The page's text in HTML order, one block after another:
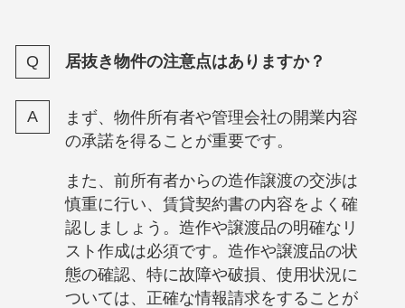
居抜き物件の注意点はありますか？
まず、物件所有者や管理会社の開業内容
の承諾を得ることが重要です。
また、前所有者からの造作譲渡の交渉は
慎重に行い、賃貸契約書の内容をよく確
認しましょう。造作や譲渡品の明確なリ
スト作成は必須です。造作や譲渡品の状
態の確認、特に故障や破損、使用状況に
ついては、正確な情報請求をすることが